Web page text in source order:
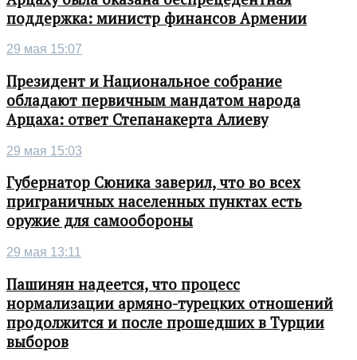
поддержка: министр финансов Армении
29 мая 15:07
Президент и Национальное собрание
обладают первичным мандатом народа
Арцаха: ответ Степанакерта Алиеву
29 мая 15:03
Губернатор Сюника заверил, что во всех
приграничных населенных пунктах есть
оружие для самообороны
29 мая 13:11
Пашинян надеется, что процесс
нормализации армяно-турецких отношений
продолжится и после прошедших в Турции
выборов